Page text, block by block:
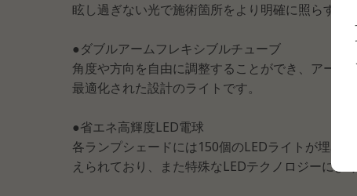
眩し過ぎない光で施術箇所をより明確に照らすこ
●ダブルアームフレキシブルチューブ
角度や方向を自由に調整することができ、アート
最適化された設計のライトです。
●省エネ高輝度LED電球
各ランプシェードには150個のLEDライトが埋め
えられており、また特殊なLEDテクノロジーによ